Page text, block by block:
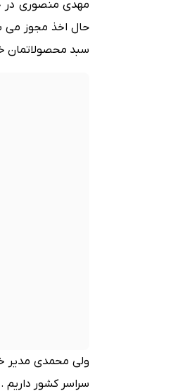
حال اخذ مجوز می
سبد محصولاتمان
سراسر کشور داریم